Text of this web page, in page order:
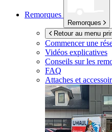
Remorques
Remorques
Retour au menu
Commencer une
Vidéos explicatives
Conseils sur les
FAQ
Attaches et